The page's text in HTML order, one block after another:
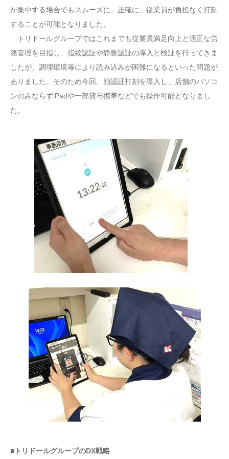
が集中する場合でもスムーズに、正確に、従業員が負担なく打刻
することが可能となりました。
トリドールグループではこれまでも従業員満足向上と適正な労
務管理を目指し、指紋認証や静脈認証の導入と検証を行ってきま
したが、調理環境等により読み込みが困難になるといった問題が
ありました。そのため今回、顔認証打刻を導入し、店舗のパソコ
ンのみならずiPadや一部貸与携帯などでも操作可能となりまし
た。
■トリドールグループのDX戦略